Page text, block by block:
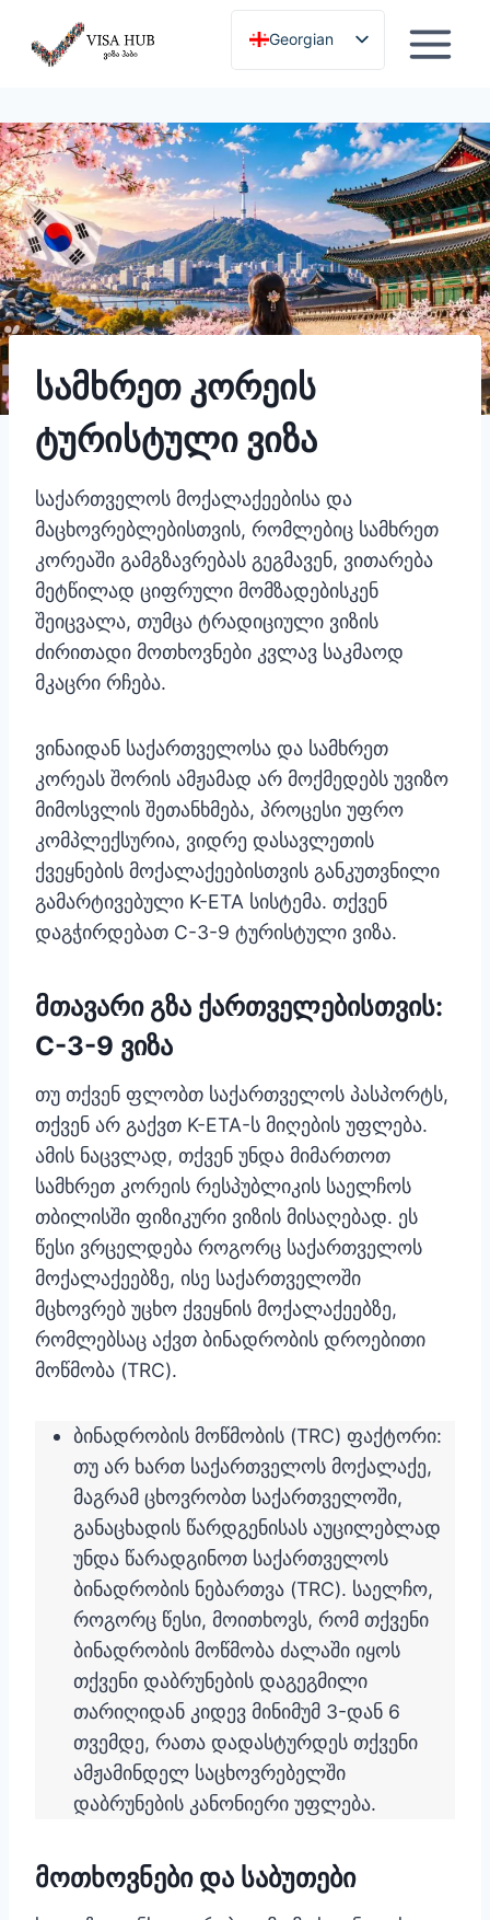
Georgian
English
სამხრეთ კორეის
ტურისტული ვიზა
საქართველოს მოქალაქეებისა და
მაცხოვრებლებისთვის, რომლებიც სამხრეთ
კორეაში გამგზავრებას გეგმავენ, ვითარება
მეტწილად ციფრული მომზადებისკენ
შეიცვალა, თუმცა ტრადიციული ვიზის
ძირითადი მოთხოვნები კვლავ საკმაოდ
მკაცრი რჩება.
ვინაიდან საქართველოსა და სამხრეთ
კორეას შორის ამჟამად არ მოქმედებს უვიზო
მიმოსვლის შეთანხმება, პროცესი უფრო
კომპლექსურია, ვიდრე დასავლეთის
ქვეყნების მოქალაქეებისთვის განკუთვნილი
გამარტივებული K-ETA სისტემა. თქვენ
დაგჭირდებათ C-3-9 ტურისტული ვიზა.
მთავარი გზა ქართველებისთვის:
C-3-9 ვიზა
თუ თქვენ ფლობთ საქართველოს პასპორტს,
თქვენ არ გაქვთ K-ETA-ს მიღების უფლება.
ამის ნაცვლად, თქვენ უნდა მიმართოთ
სამხრეთ კორეის რესპუბლიკის საელჩოს
თბილისში ფიზიკური ვიზის მისაღებად. ეს
წესი ვრცელდება როგორც საქართველოს
მოქალაქეებზე, ისე საქართველოში
მცხოვრებ უცხო ქვეყნის მოქალაქეებზე,
რომლებსაც აქვთ ბინადრობის დროებითი
მოწმობა (TRC).
ბინადრობის მოწმობის (TRC) ფაქტორი:
თუ არ ხართ საქართველოს მოქალაქე,
მაგრამ ცხოვრობთ საქართველოში,
განაცხადის წარდგენისას აუცილებლად
უნდა წარადგინოთ საქართველოს
ბინადრობის ნებართვა (TRC). საელჩო,
როგორც წესი, მოითხოვს, რომ თქვენი
ბინადრობის მოწმობა ძალაში იყოს
თქვენი დაბრუნების დაგეგმილი
თარიღიდან კიდევ მინიმუმ 3-დან 6
თვემდე, რათა დადასტურდეს თქვენი
ამჟამინდელ საცხოვრებელში
დაბრუნების კანონიერი უფლება.
მოთხოვნები და საბუთები